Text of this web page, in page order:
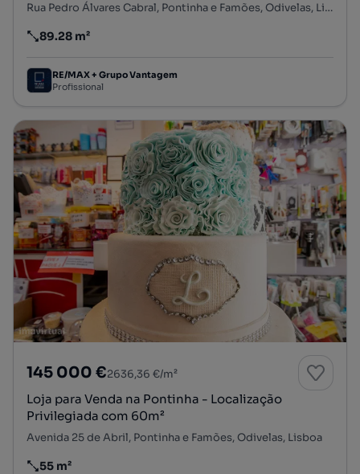
Rua Pedro Álvares Cabral, Pontinha e Famões, Odivelas, Lisboa
Preço por metro quadrado
89.28 m²
RE/MAX + Grupo Vantagem
Profissional
145 000 €2636,36 €/m²
Loja para Venda na Pontinha - Localização
Privilegiada com 60m²
Avenida 25 de Abril, Pontinha e Famões, Odivelas, Lisboa
55 m²